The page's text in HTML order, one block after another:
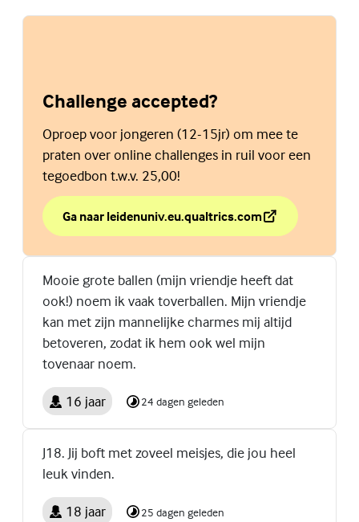
Challenge accepted?
Oproep voor jongeren (12-15jr) om mee te
praten over online challenges in ruil voor een
tegoedbon t.w.v. 25,00!
Ga naar leidenuniv.eu.qualtrics.com
over Challenge accepted?
(Externe link)
Mooie grote ballen (mijn vriendje heeft dat
ook!) noem ik vaak toverballen. Mijn vriendje
kan met zijn mannelijke charmes mij altijd
betoveren, zodat ik hem ook wel mijn
tovenaar noem.
16 jaar 24 dagen geleden
J18. Jij boft met zoveel meisjes, die jou heel
leuk vinden.
18 jaar 25 dagen geleden